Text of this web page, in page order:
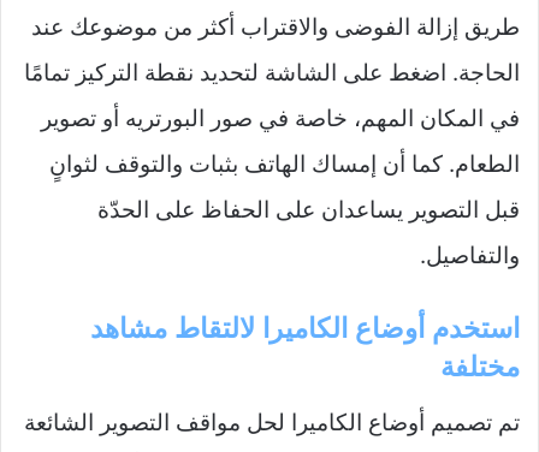
طريق إزالة الفوضى والاقتراب أكثر من موضوعك عند
الحاجة. اضغط على الشاشة لتحديد نقطة التركيز تمامًا
في المكان المهم، خاصة في صور البورتريه أو تصوير
الطعام. كما أن إمساك الهاتف بثبات والتوقف لثوانٍ
قبل التصوير يساعدان على الحفاظ على الحدّة
والتفاصيل.
استخدم أوضاع الكاميرا لالتقاط مشاهد
مختلفة
تم تصميم أوضاع الكاميرا لحل مواقف التصوير الشائعة